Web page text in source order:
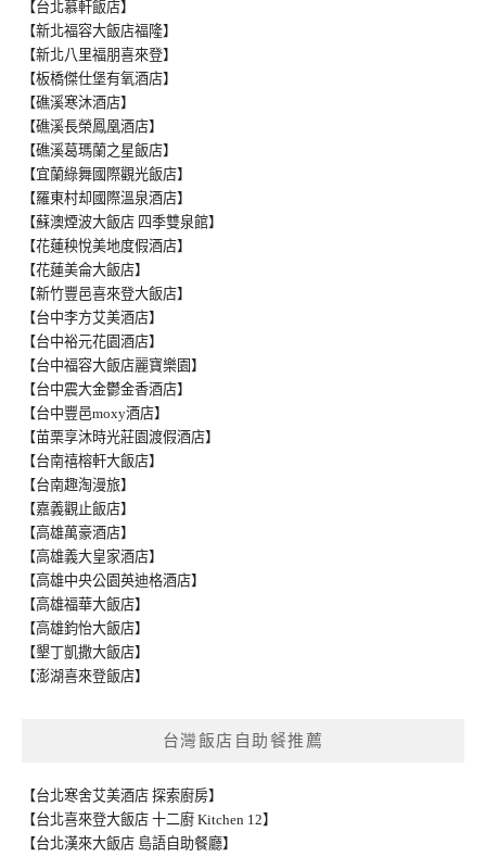
【台北慕軒飯店】
【新北福容大飯店福隆】
【新北八里福朋喜來登】
【板橋傑仕堡有氧酒店】
【礁溪寒沐酒店】
【礁溪長榮鳳凰酒店】
【礁溪葛瑪蘭之星飯店】
【宜蘭綠舞國際觀光飯店】
【羅東村却國際溫泉酒店】
【蘇澳煙波大飯店 四季雙泉館】
【花蓮秧悅美地度假酒店】
【花蓮美侖大飯店】
【新竹豐邑喜來登大飯店】
【台中李方艾美酒店】
【台中裕元花園酒店】
【台中福容大飯店麗寶樂園】
【台中震大金鬱金香酒店】
【台中豐邑moxy酒店】
【苗栗享沐時光莊園渡假酒店】
【台南禧榕軒大飯店】
【台南趣淘漫旅】
【嘉義觀止飯店】
【高雄萬豪酒店】
【高雄義大皇家酒店】
【高雄中央公園英迪格酒店】
【高雄福華大飯店】
【高雄鈞怡大飯店】
【墾丁凱撒大飯店】
【澎湖喜來登飯店】
台灣飯店自助餐推薦
【台北寒舍艾美酒店 探索廚房】
【台北喜來登大飯店 十二廚 Kitchen 12】
【台北漢來大飯店 島語自助餐廳】